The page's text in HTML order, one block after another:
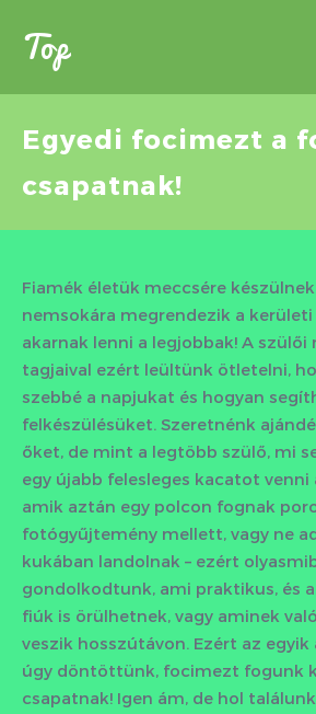
Top
Egyedi focimezt a
csapatnak!
Fiamék életük meccsére
nemsokára megrendezik a
akarnak lenni a legjobbak! A
tagjaival ezért leültünk ötletelni,
szebbé a napjukat és hogyan
felkészülésüket. Szeretnénk
őket, de mint a legtöbb szülő, mi
egy újabb felesleges kacatot venni
amik aztán egy polcon fognak
fotógyűjtemény mellett, vagy ne
kukában landolnak – ezért
gondolkodtunk, ami praktikus, és
fiúk is örülhetnek, vagy aminek
veszik hosszútávon. Ezért az egyik
úgy döntöttünk, focimezt fogunk
csapatnak! Igen ám, de hol